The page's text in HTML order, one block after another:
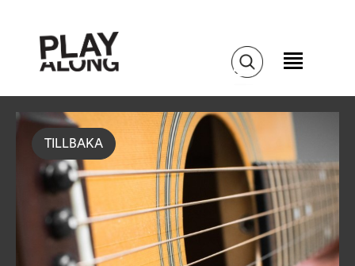
TILLBAKA